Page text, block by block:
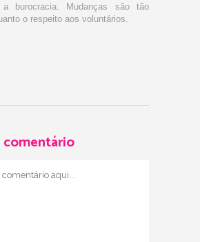
burocracia. Mudanças são tão
o respeito aos voluntários.
comentário